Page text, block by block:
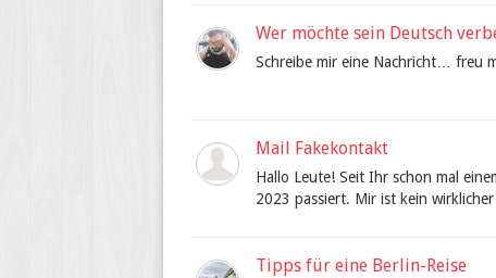
Wer möchte sein Deutsch
Schreibe mir eine Nachricht… freu
Mail Fakekontakt
Hallo Leute! Seit Ihr schon mal
2023 passiert. Mir ist kein
Tipps für eine Berlin-Reise